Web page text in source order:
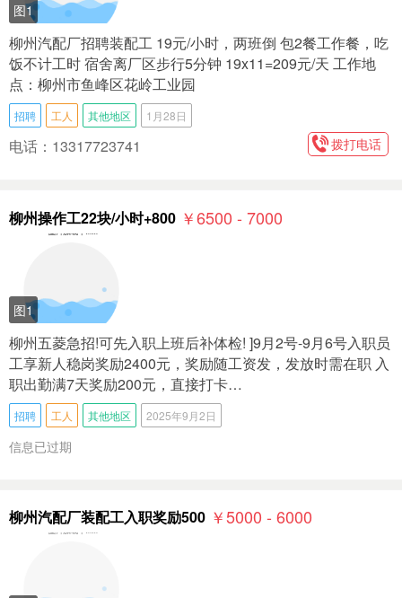
图1
柳州汽配厂招聘装配工 19元/小时，两班倒 包2餐工作餐，吃
饭不计工时 宿舍离厂区步行5分钟 19x11=209元/天 工作地
点：柳州市鱼峰区花岭工业园
招聘 工人 其他地区 1月28日
电话：13317723741 拨打电话
柳州操作工22块/小时+800 ￥6500 - 7000
图1
柳州五菱急招!可先入职上班后补体检! ]9月2号-9月6号入职员
工享新人稳岗奖励2400元，奖励随工资发，发放时需在职 入
职出勤满7天奖励200元，直接打卡…
招聘 工人 其他地区 2025年9月2日
信息已过期
柳州汽配厂装配工入职奖励500 ￥5000 - 6000